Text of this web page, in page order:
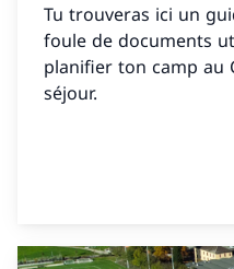
Tu trouveras ici un
foule de documents
planifier ton camp au
séjour.